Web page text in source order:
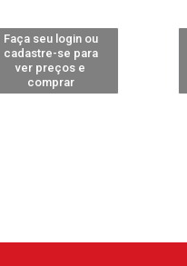
Faça seu login ou
cadastre-se para
ver preços e
comprar